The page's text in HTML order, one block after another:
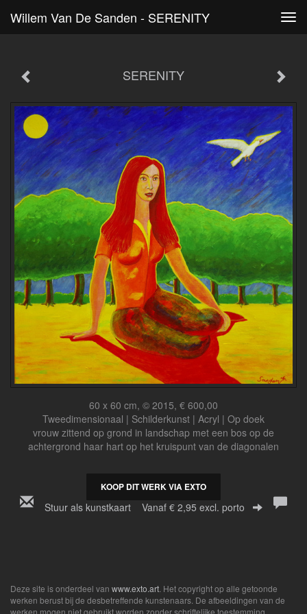
Willem Van De Sanden - SERENITY
SERENITY
60 x 60 cm, © 2015, € 600,00
Tweedimensionaal | Schilderkunst | Acryl | Op doek
vrouw zittend op grond in landschap met een bos op de
achtergrond haar hart op het kruispunt van de diagonalen
KOOP DIT WERK VIA EXTO
Stuur als kunstkaart Vanaf € 2,95 excl. porto
Deze site is onderdeel van www.exto.art . Het copyright op alle getoonde
werken berust bij de desbetreffende kunstenaars. De afbeeldingen van de